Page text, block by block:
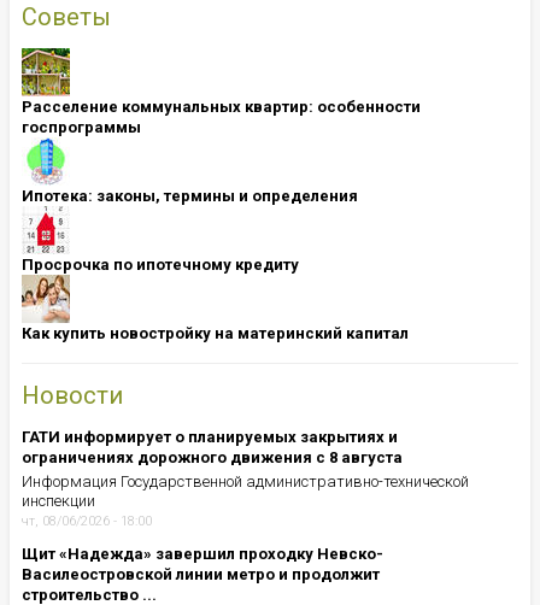
Советы
Расселение коммунальных квартир: особенности
госпрограммы
Ипотека: ​​​​​​​законы, термины и определения
Просрочка по ипотечному кредиту
Как купить новостройку на материнский капитал
Новости
ГАТИ информирует о планируемых закрытиях и
ограничениях дорожного движения с 8 августа
Информация Государственной административно-технической
инспекции
чт, 08/06/2026 - 18:00
Щит «Надежда» завершил проходку Невско-
Василеостровской линии метро и продолжит
строительство ...